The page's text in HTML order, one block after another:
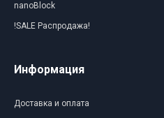
nanoBlock
!SALE Распродажа!
Информация
Доставка и оплата